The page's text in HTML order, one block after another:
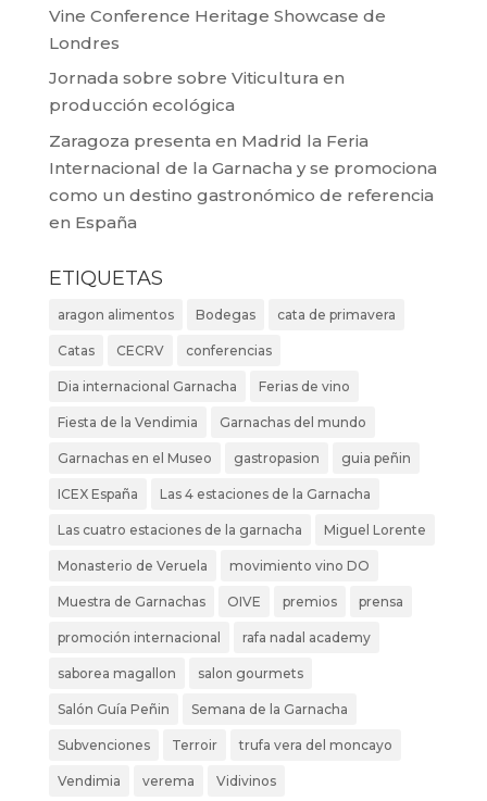
Vine Conference Heritage Showcase de
Londres
Jornada sobre sobre Viticultura en
producción ecológica
Zaragoza presenta en Madrid la Feria
Internacional de la Garnacha y se promociona
como un destino gastronómico de referencia
en España
ETIQUETAS
aragon alimentos Bodegas cata de primavera
Catas CECRV conferencias
Dia internacional Garnacha Ferias de vino
Fiesta de la Vendimia Garnachas del mundo
Garnachas en el Museo gastropasion guia peñin
ICEX España Las 4 estaciones de la Garnacha
Las cuatro estaciones de la garnacha Miguel Lorente
Monasterio de Veruela movimiento vino DO
Muestra de Garnachas OIVE premios prensa
promoción internacional rafa nadal academy
saborea magallon salon gourmets
Salón Guía Peñin Semana de la Garnacha
Subvenciones Terroir trufa vera del moncayo
Vendimia verema Vidivinos